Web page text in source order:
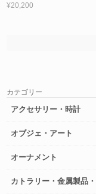
¥20,200
カテゴリー
アクセサリー・時計
オブジェ・アート
オーナメント
カトラリー・金属製品